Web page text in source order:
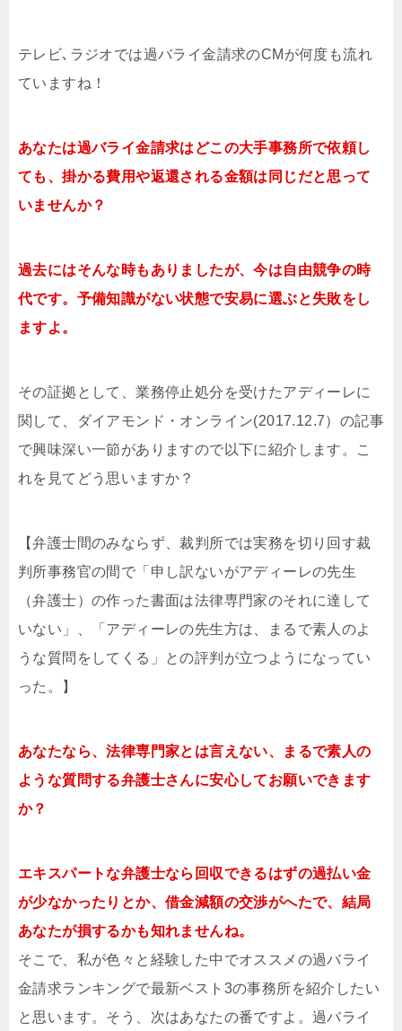
テレビ､ラジオでは過バライ金請求のCMが何度も流れ
ていますね！
あなたは過バライ金請求はどこの大手事務所で依頼し
ても、掛かる費用や返還される金額は同じだと思って
いませんか？
過去にはそんな時もありましたが、今は自由競争の時
代です。予備知識がない状態で安易に選ぶと失敗をし
ますよ。
その証拠として、業務停止処分を受けたアディーレに
関して、ダイアモンド・オンライン(2017.12.7）の記事
で興味深い一節がありますので以下に紹介します。こ
れを見てどう思いますか？
【弁護士間のみならず、裁判所では実務を切り回す裁
判所事務官の間で「申し訳ないがアディーレの先生
（弁護士）の作った書面は法律専門家のそれに達して
いない」、「アディーレの先生方は、まるで素人のよ
うな質問をしてくる」との評判が立つようになってい
った。】
あなたなら、法律専門家とは言えない、まるで素人の
ような質問する弁護士さんに安心してお願いできます
か？
エキスパートな弁護士なら回収できるはずの過払い金
が少なかったりとか、借金減額の交渉がへたで、結局
あなたが損するかも知れませんね。
そこで、私が色々と経験した中でオススメの過バライ
金請求ランキングで最新ベスト3の事務所を紹介したい
と思います。そう、次はあなたの番ですよ。過バライ